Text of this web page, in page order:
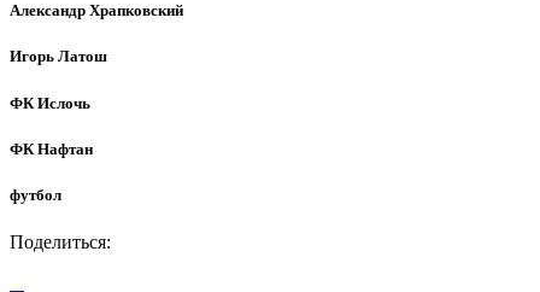
Александр Храпковский
Игорь Латош
ФК Ислочь
ФК Нафтан
футбол
Поделиться: